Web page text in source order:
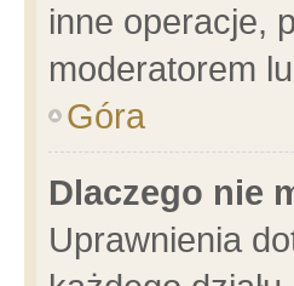
inne operacje,
moderatorem
Góra
Dlaczego nie
Uprawnienia